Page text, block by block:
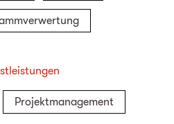
Projektmanagement